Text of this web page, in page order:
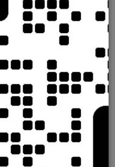
殊处理
：优先使用云服务（如
动态调用，避免本地加载大文